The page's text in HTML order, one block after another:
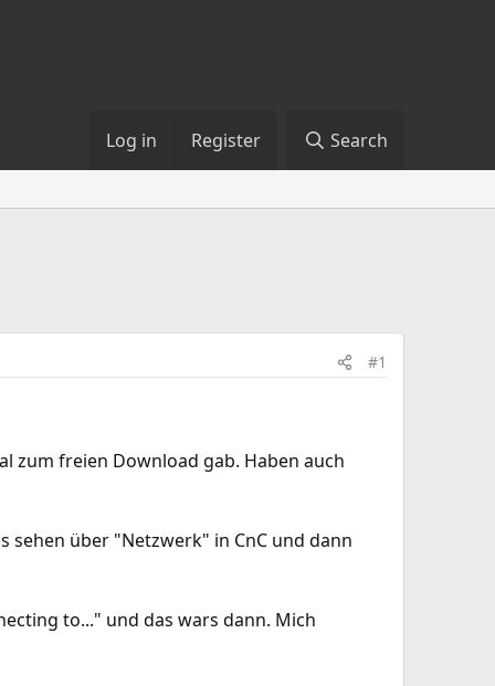
Log in Register Search
#1
zum freien Download gab. Haben auch
über "Netzwerk" in CnC und dann
to..." und das wars dann. Mich